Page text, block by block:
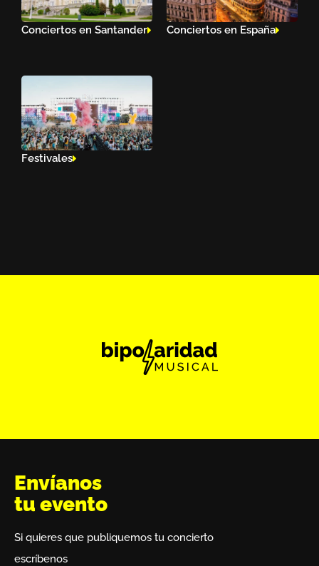
Conciertos en Santander Conciertos en España
Festivales
Envíanos
tu evento
Si quieres que publiquemos tu concierto
escríbenos